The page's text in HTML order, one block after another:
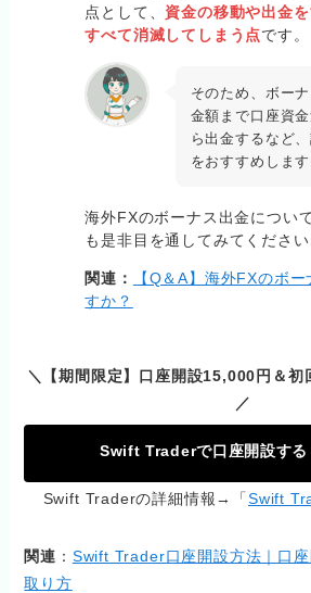
点として、 資金の移動や出金
すべて消滅してしまう点です。
そのため、ボー
金額まで口座資
ら出金するなど
をおすすめします
海外FXのボーナス出金につい
も是非目を通してみてください
関連：
【Q＆A】海外FXのボ
すか？
＼【期間限定】口座開設15,000円＆初
／
Swift Traderで口座開設する
Swift Traderの詳細情報→「Swift
関連 ： Swift Trader口座開設方法｜口
取り方